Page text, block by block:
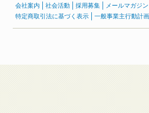
会社案内 社会活動 採用募集 メールマガジン
特定商取引法に基づく表示
一般事業主行動計画